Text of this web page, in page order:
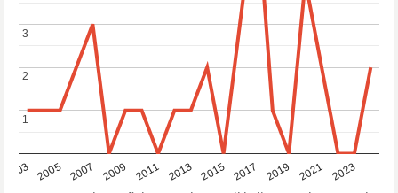
2003 2005 2007 2009 2011 2013 2015 2017 2019 2021 2023
1
1
2
2
3
3